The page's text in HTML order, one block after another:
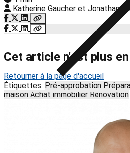
Katherine Gaucher et Jonathan
Cet article n'est plus
Retourner à la page d'accueil
Étiquettes: Pré-approbation
maison Achat immobilier Rénovation